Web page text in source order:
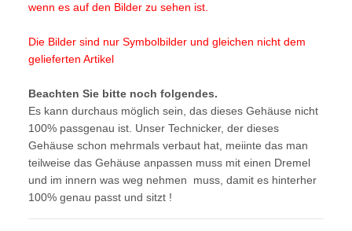
wenn es auf den Bilder zu sehen ist.
Die Bilder sind nur Symbolbilder und gleichen nicht dem
gelieferten Artikel
Beachten Sie bitte noch folgendes.
Es kann durchaus möglich sein, das dieses Gehäuse nicht
100% passgenau ist. Unser Technicker, der dieses
Gehäuse schon mehrmals verbaut hat, meiinte das man
teilweise das Gehäuse anpassen muss mit einen Dremel
und im innern was weg nehmen muss, damit es hinterher
100% genau passt und sitzt !